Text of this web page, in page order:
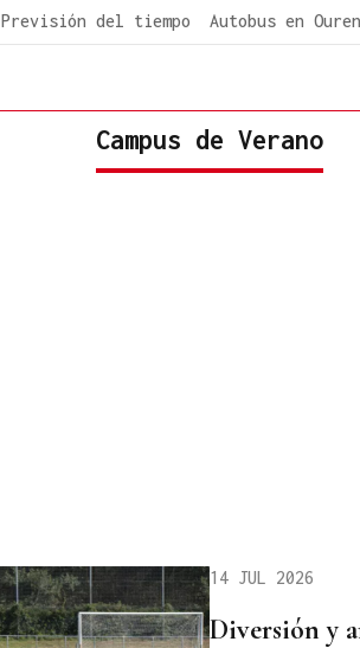
Previsión del tiempo Autobus en
Campus de Verano
14 JUL 2026
Diversión y